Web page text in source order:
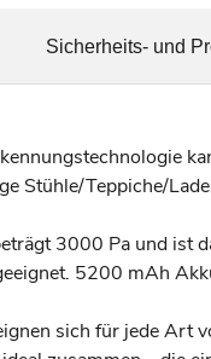
Stühle/Teppiche/
3000 Pa und ist
5200 mAh
sich für jede Art
Sicherheits- und